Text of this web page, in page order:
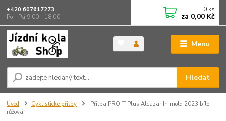
Menu
Hledat
+420 607617273
Po - Pá 9.00 - 18.00
0 ks
za 0,00 Kč
Úvod Cyklistické přilby
Přilba PRO-T Plus Alcazar In mold 2023 bílo-
růžová